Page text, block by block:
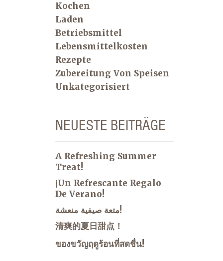
Kochen
Laden
Betriebsmittel
Lebensmittelkosten
Rezepte
Zubereitung Von Speisen
Unkategorisiert
NEUESTE BEITRÄGE
A Refreshing Summer
Treat!
¡Un Refrescante Regalo
De Verano!
متعة صيفية منعشة!
清爽的夏日甜点！
ของขวัญฤดูร้อนที่สดชื่น!